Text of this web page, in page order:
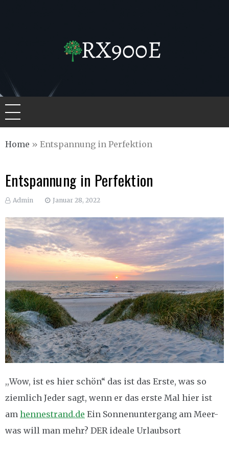
Home » Entspannung in Perfektion
Entspannung in Perfektion
Admin Januar 28, 2022
,,Wow, ist es hier schön“ das ist das Erste, was so
ziemlich Jeder sagt, wenn er das erste Mal hier ist
am hennestrand.de Ein Sonnenuntergang am Meer-
was will man mehr? DER ideale Urlaubsort